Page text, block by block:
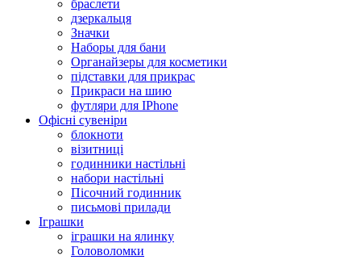
браслети
дзеркальця
Значки
Наборы для бани
Органайзеры для косметики
підставки для прикрас
Прикраси на шию
футляри для IPhone
Офісні сувеніри
блокноти
візитниці
годинники настільні
набори настільні
Пісочний годинник
письмові прилади
Іграшки
іграшки на ялинку
Головоломки